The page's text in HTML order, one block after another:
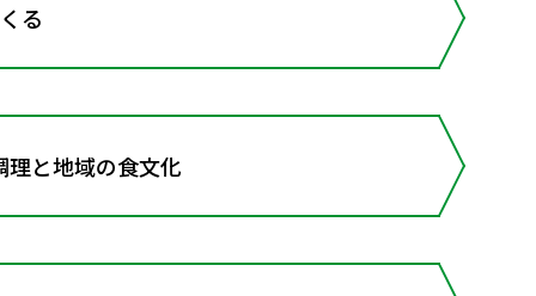
る
と地域の食文化